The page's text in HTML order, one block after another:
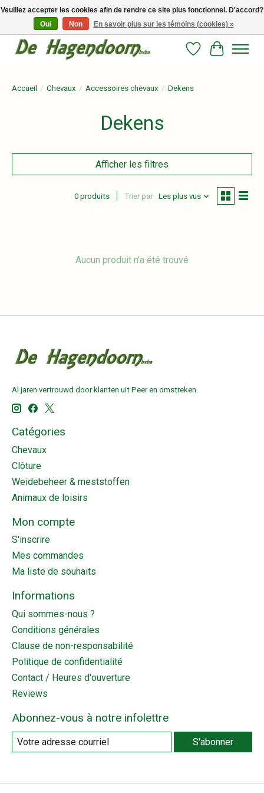
Persoonlijk advies en betrouwbare voeding voor jouw paard!
Liste dePanier
Accueil / Chevaux / Accessoires chevaux / Dekens
Dekens
Afficher les filtres
0 produits Trier par Les plus vus
Aucun produit n'a été trouvé
Al jaren vertrouwd door klanten uit Peer en omstreken.
Catégories
Chevaux
Clôture
Weidebeheer & meststoffen
Animaux de loisirs
Mon compte
S'inscrire
Mes commandes
Ma liste de souhaits
Informations
Qui sommes-nous ?
Conditions générales
Clause de non-responsabilité
Politique de confidentialité
Contact / Heures d'ouverture
Reviews
Abonnez-vous à notre infolettre
S'abonner
Veuillez accepter les cookies afin de rendre ce site plus fonctionnel. D'accord?
Oui
Non En savoir plus sur les témoins (cookies) »